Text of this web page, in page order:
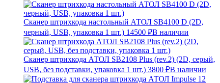
Сканер штрихкода настольный АТОЛ SB4100 D (2D,
черный, USB, упаковка 1 шт.) 14500 ₽В наличии
Сканер штрихкода АТОЛ SB2108 Plus (rev.2) (2D, серый,
USB, без подставки, упаковка 1 шт.) 3800 ₽В наличии